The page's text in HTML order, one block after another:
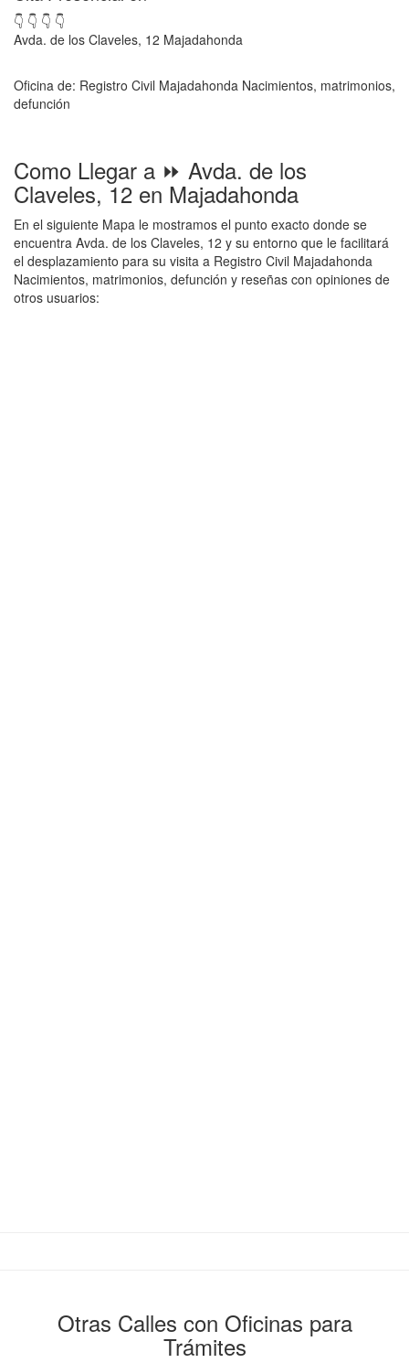
👇 👇 👇 👇
Avda. de los Claveles, 12 Majadahonda
Oficina de: Registro Civil Majadahonda Nacimientos, matrimonios,
defunción
Como Llegar a ⏩ Avda. de los
Claveles, 12 en Majadahonda
En el siguiente Mapa le mostramos el punto exacto donde se
encuentra Avda. de los Claveles, 12 y su entorno que le facilitará
el desplazamiento para su visita a Registro Civil Majadahonda
Nacimientos, matrimonios, defunción y reseñas con opiniones de
otros usuarios:
Otras Calles con Oficinas para
Trámites